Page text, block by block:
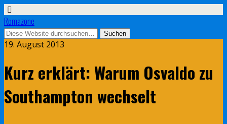
Romazone
19. August 2013
Kurz erklärt: Warum Osvaldo zu
Southampton wechselt